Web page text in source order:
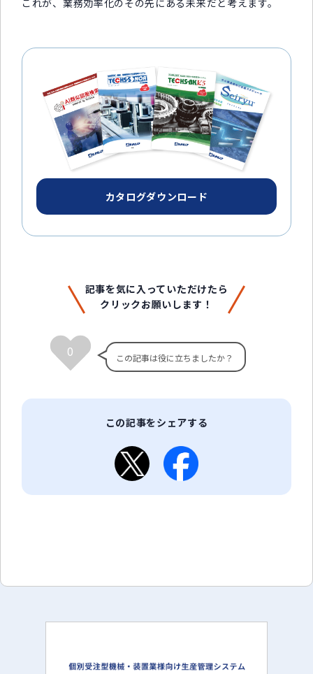
カタログダウンロード
記事を気に入っていただけたら
クリックお願いします！
0
この記事をシェアする